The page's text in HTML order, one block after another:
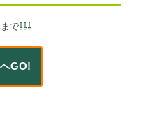
で⇩⇩⇩
GO!